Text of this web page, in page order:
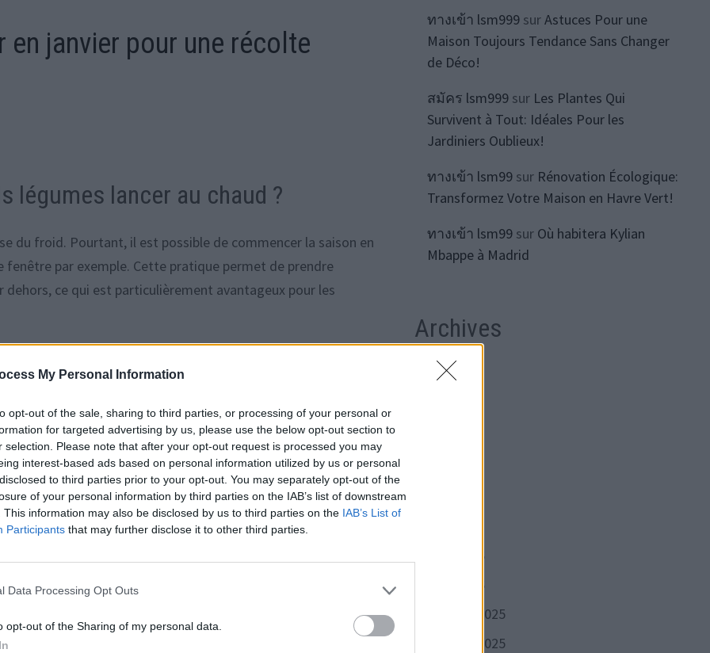
My Personal Information
opt-out of the sale, sharing to third parties, or processing of your personal or
for targeted advertising by us, please use the below opt-out section to
selection. Please note that after your opt-out request is processed you may
interest-based ads based on personal information utilized by us or personal
to third parties prior to your opt-out. You may separately opt-out of the
of your personal information by third parties on the IAB’s list of downstream
This information may also be disclosed by us to third parties on the IAB’s List of
Participants that may further disclose it to other third parties.
Data Processing Opt Outs
opt-out of the Sharing of my personal data.
en janvier pour une récolte
légumes lancer au chaud ?
du froid. Pourtant, il est possible de commencer la saison en
par exemple. Cette pratique permet de prendre
dehors, ce qui est particulièrement avantageux pour les
Cela permet d’allonger la période de culture, de
et d’optimiser l’utilisation de l’espace dans le potager.
prêts à être repiqués lorsque la température du sol se
?
?
aux cultures qui nécessitent plusieurs mois avant de
dès que les gelées cesseront, permettant une récolte plus
moins coûteuse que l’achat de plants déjà développés, tout
croissance. La température idéale pour la germination se
ทางเข้า lsm999surAstuces Pour une
Maison Toujours Tendance Sans Changer
de Déco!
สมัคร lsm999sur Les Plantes Qui
Survivent à Tout: Idéales Pour les
Jardiniers Oublieux!
ทางเข้า lsm99sur Rénovation Écologique:
Transformez Votre Maison en Havre Vert!
ทางเข้า lsm99sur Où habitera Kylian
Mbappe à Madrid
Archives
août 2026
février 2026
janvier 2026
décembre 2025
novembre 2025